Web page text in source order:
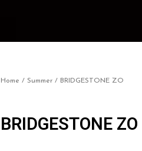
Home / Summer / BRIDGESTONE ZO
BRIDGESTONE ZO